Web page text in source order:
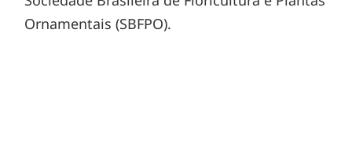
Ornamentais (SBFPO).